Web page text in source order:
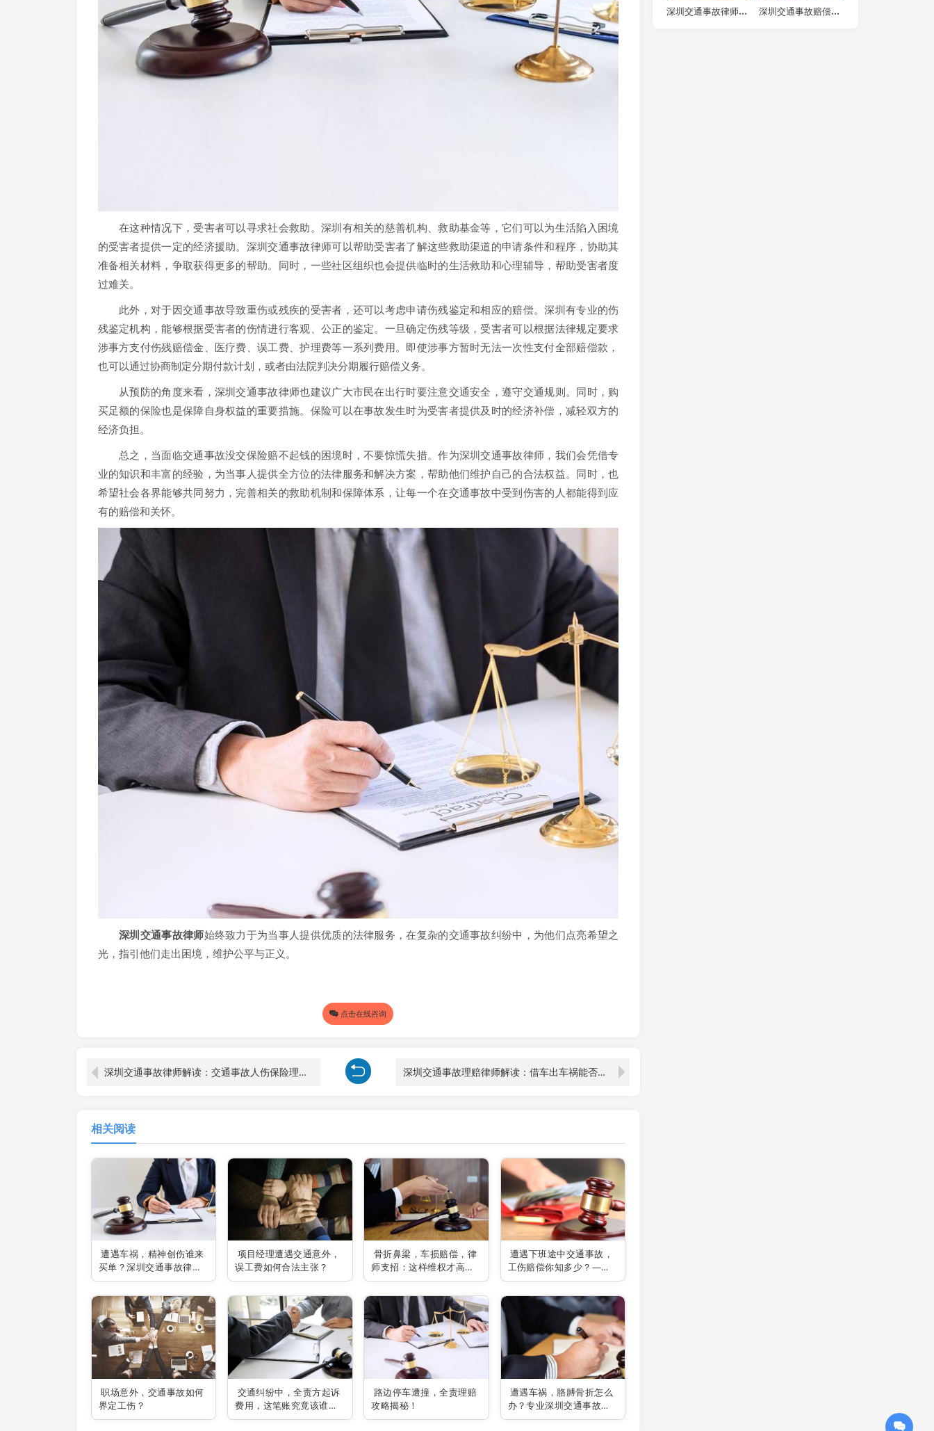
在这种情况下，受害者可以寻求社会救助。深圳有相关的慈善机构、救助基金等，它们可以为生活陷入困境
的受害者提供一定的经济援助。深圳交通事故律师可以帮助受害者了解这些救助渠道的申请条件和程序，协助其
准备相关材料，争取获得更多的帮助。同时，一些社区组织也会提供临时的生活救助和心理辅导，帮助受害者度
过难关。
此外，对于因交通事故导致重伤或残疾的受害者，还可以考虑申请伤残鉴定和相应的赔偿。深圳有专业的伤
残鉴定机构，能够根据受害者的伤情进行客观、公正的鉴定。一旦确定伤残等级，受害者可以根据法律规定要求
涉事方支付伤残赔偿金、医疗费、误工费、护理费等一系列费用。即使涉事方暂时无法一次性支付全部赔偿款，
也可以通过协商制定分期付款计划，或者由法院判决分期履行赔偿义务。
从预防的角度来看，深圳交通事故律师也建议广大市民在出行时要注意交通安全，遵守交通规则。同时，购
买足额的保险也是保障自身权益的重要措施。保险可以在事故发生时为受害者提供及时的经济补偿，减轻双方的
经济负担。
总之，当面临交通事故没交保险赔不起钱的困境时，不要惊慌失措。作为深圳交通事故律师，我们会凭借专
业的知识和丰富的经验，为当事人提供全方位的法律服务和解决方案，帮助他们维护自己的合法权益。同时，也
希望社会各界能够共同努力，完善相关的救助机制和保障体系，让每一个在交通事故中受到伤害的人都能得到应
有的赔偿和关怀。
深圳交通事故律师始终致力于为当事人提供优质的法律服务，在复杂的交通事故纠纷中，为他们点亮希望之
光，指引他们走出困境，维护公平与正义。
点击在线咨询
深圳交通事故律师解读：交通事故人伤保险理赔到账时长之谜 深圳交通事故理赔律师解读：借车出车祸能否走保险的复杂情形
相关阅读
遭遇车祸，精神创伤谁来
买单？深圳交通事故律师
揭秘索赔之道！
项目经理遭遇交通意外，
误工费如何合法主张？
骨折鼻梁，车损赔偿，律
师支招：这样维权才高
效！
遭遇下班途中交通事故，
工伤赔偿你知多少？——
深圳交通事故律师为你解
疑答惑！
职场意外，交通事故如何
界定工伤？
交通纠纷中，全责方起诉
费用，这笔账究竟该谁买
单？
路边停车遭撞，全责理赔
攻略揭秘！
遭遇车祸，胳膊骨折怎么
办？专业深圳交通事故律
师助你维权
深圳交通事故律师解析：交通事故无伤亡时误工费赔偿之情形 深圳交通事故赔偿律师解读：交通事故十级伤残赔偿全解析